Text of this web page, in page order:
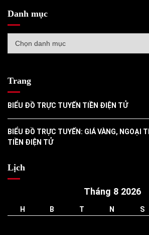
Danh mục
mục
Trang
BIỂU ĐỒ TRỰC TUYẾN TIỀN ĐIỆN TỬ
BIỂU ĐỒ TRỰC TUYẾN: GIÁ VÀNG, NGOẠI
TIỀN ĐIỆN TỬ
Lịch
Tháng 8 2026
H B T N S